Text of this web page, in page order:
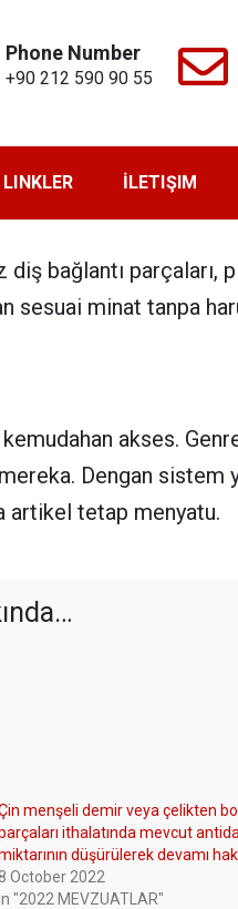
Phone Number
+90 212 590 90 55
İLETIŞIM
bağlantı parçaları,
sesuai minat tanpa
akses.
Dengan sistem
artikel tetap menyatu.
menşeli demir veya çelikten
ithalatında mevcut
düşürülerek devamı
8 October 2022
"2022 MEVZUATLAR"